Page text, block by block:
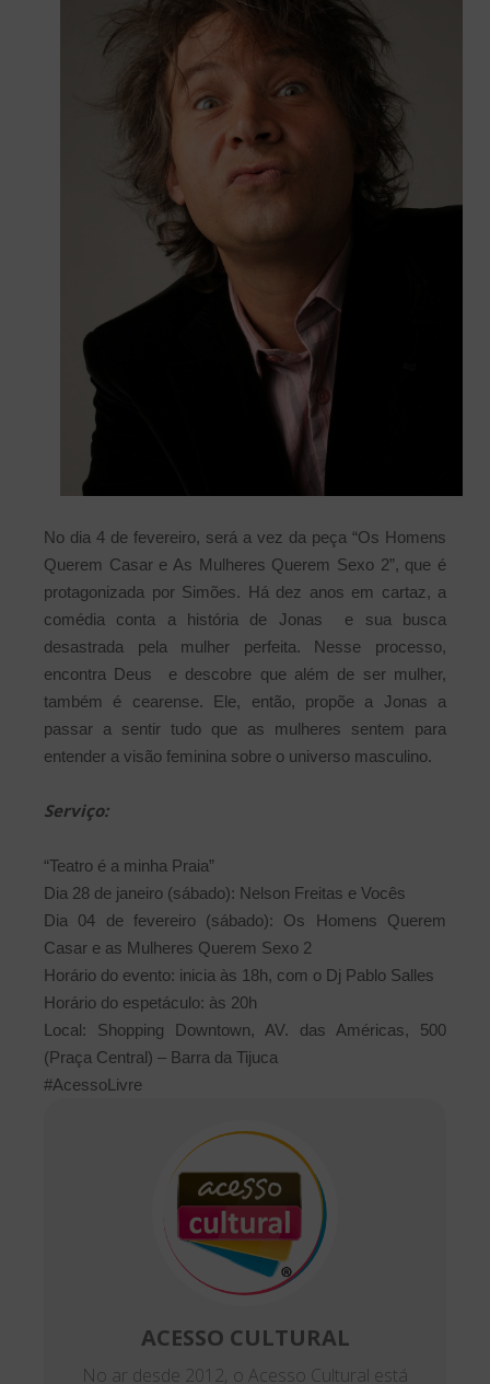
No dia 4 de fevereiro, será a vez da peça “Os Homens
Querem Casar e As Mulheres Querem Sexo 2”, que é
protagonizada por Simões. Há dez anos em cartaz, a
comédia conta a história de Jonas e sua busca
desastrada pela mulher perfeita. Nesse processo,
encontra Deus e descobre que além de ser mulher,
também é cearense. Ele, então, propõe a Jonas a
passar a sentir tudo que as mulheres sentem para
entender a visão feminina sobre o universo masculino.
Serviço:
“Teatro é a minha Praia”
Dia 28 de janeiro (sábado): Nelson Freitas e Vocês
Dia 04 de fevereiro (sábado): Os Homens Querem
Casar e as Mulheres Querem Sexo 2
Horário do evento: inicia às 18h, com o Dj Pablo Salles
Horário do espetáculo: às 20h
Local: Shopping Downtown, AV. das Américas, 500
(Praça Central) – Barra da Tijuca
#AcessoLivre
ACESSO CULTURAL
No ar desde 2012, o Acesso Cultural está